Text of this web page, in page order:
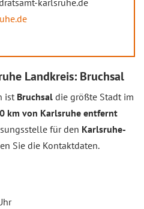
karlsruhe.de
Landkreis: Bruchsal
ist Bruchsal die größte Stadt im
km von Karlsruhe entfernt
für den Karlsruhe-
Sie die Kontaktdaten.